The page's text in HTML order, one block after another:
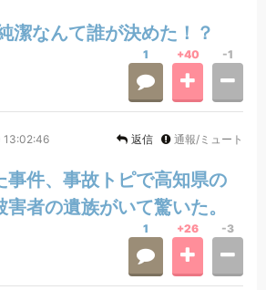
潔なんて誰が決めた！？
1 +40 -1
13:02:46 返信 通報/ミュート
事件、事故トピで高知県の
者の遺族がいて驚いた。
1 +26 -3